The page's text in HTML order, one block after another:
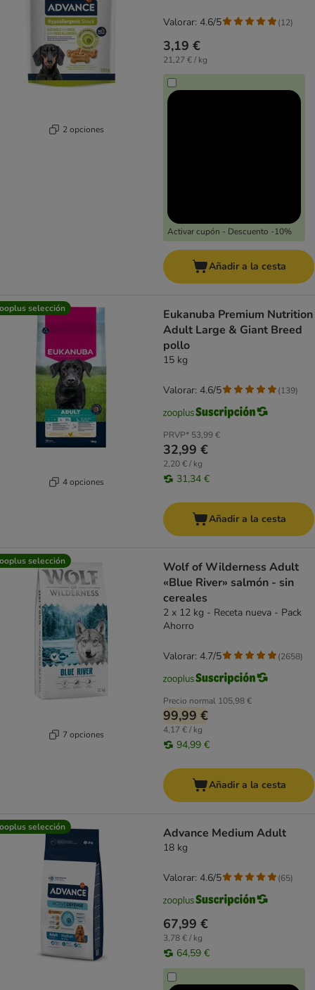
2 opciones
3,19 €
21,27 € / kg
Activar cupón - Descuento -10%
Valorar: 4.6/5 (12)
Añadir a la cesta
selección
4 opciones
Eukanuba Premium Nutrition
Adult Large & Giant Breed
pollo
15 kg
PRVP* 53,99 €
32,99 €
2,20 € / kg
31,34 €
Valorar: 4.6/5 (139)
Añadir a la cesta
selección
7 opciones
Wolf of Wilderness Adult
«Blue River» salmón - sin
cereales
2 x 12 kg - Receta nueva - Pack
Ahorro
Precio normal 105,98 €
99,99 €
4,17 € / kg
94,99 €
Valorar: 4.7/5 (2658)
Añadir a la cesta
selección Advance Medium Adult
18 kg
67,99 €
3,78 € / kg
64,59 €
Valorar: 4.6/5 (65)